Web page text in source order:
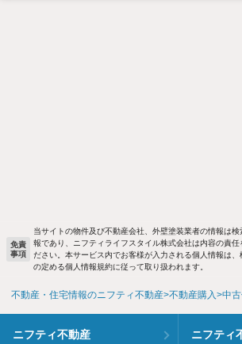
免責
事項
当サイトの物件及び不動産会社、外壁塗装業者の情報は
報であり、ニフティライフスタイル株式会社は内容の責任
ださい。本サービス内でお客様が入力される個人情報は
の定める個人情報規約に従って取り扱われます。
不動産・住宅情報のニフティ不動産 不動産購入 中
ニフティ不動産 ニフティ